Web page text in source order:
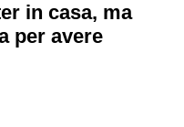
in casa, ma
per avere